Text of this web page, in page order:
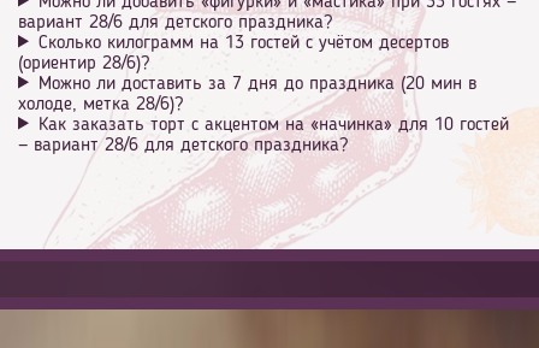
вариант 28/6 для детского праздника?
Сколько килограмм на 13 гостей с учётом десертов
(ориентир 28/6)?
Можно ли доставить за 7 дня до праздника (20 мин в
холоде, метка 28/6)?
Как заказать торт с акцентом на «начинка» для 10 гостей
— вариант 28/6 для детского праздника?